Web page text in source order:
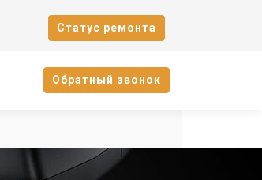
Cтатус ремонта
Oбратный звонок